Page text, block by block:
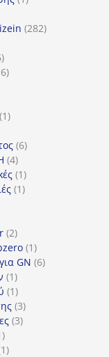
282282
36
προϊόντα
16
11
66
44
προϊόντα
11
προϊόν
11
22
προϊόντα
11
προϊόν
GN 66
11
προϊόν
11
προϊόν
33
προϊόντα
33
21
προϊόντα
11